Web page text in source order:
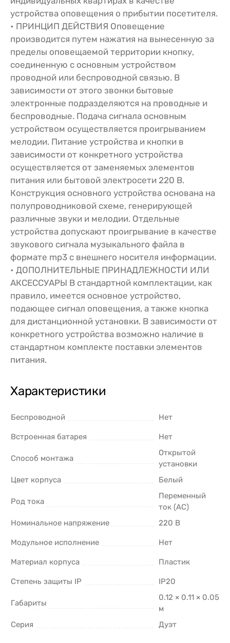
устройства оповещения о прибытии посетителя.
• ПРИНЦИП ДЕЙСТВИЯ Оповещение
производится путем нажатия на вынесенную за
пределы оповещаемой территории кнопку,
соединенную с основным устройством
проводной или беспроводной связью. В
зависимости от этого звонки бытовые
электронные подразделяются на проводные и
беспроводные. Подача сигнала основным
устройством осуществляется проигрыванием
мелодии. Питание устройства и кнопки в
зависимости от конкретного устройства
осуществляется от заменяемых элементов
питания или бытовой электросети 220 В.
Конструкция основного устройства основана на
полупроводниковой схеме, генерирующей
различные звуки и мелодии. Отдельные
устройства допускают проигрывание в качестве
звукового сигнала музыкального файла в
формате mp3 с внешнего носителя информации.
• ДОПОЛНИТЕЛЬНЫЕ ПРИНАДЛЕЖНОСТИ ИЛИ
АКСЕССУАРЫ В стандартной комплектации, как
правило, имеется основное устройство,
подающее сигнал оповещения, а также кнопка
для дистанционной установки. В зависимости от
конкретного устройства возможно наличие в
стандартном комплекте поставки элементов
питания.
Характеристики
Беспроводной Нет
Встроенная батарея Нет
Способ монтажа
Открытой
установки
Цвет корпуса
Белый
Род тока
Переменный
ток (AC)
Номинальное напряжение
220 В
Модульное исполнение Нет
Материал корпуса Пластик
Степень защиты IP IP20
Габариты
0.12 × 0.11 × 0.05
м
Серия
Дуэт